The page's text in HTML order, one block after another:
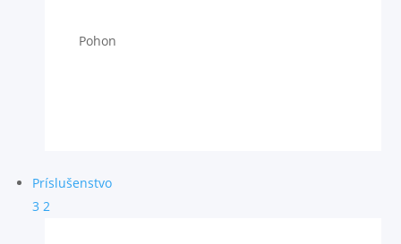
Pohon
Príslušenstvo
3 2